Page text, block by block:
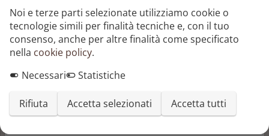
Gialli&Thriller
www.maxfiorelli.com
Noi e terze parti selezionate utilizziamo cookie o
tecnologie simili per finalità tecniche e, con il tuo
consenso, anche per altre finalità come specificato
nella cookie policy.
Necessari
Statistiche
Rifiuta Accetta selezionati Accetta tutti